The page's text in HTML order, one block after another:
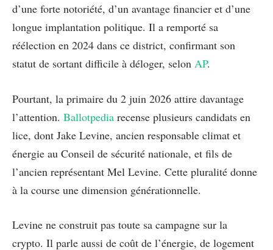
d’une forte notoriété, d’un avantage financier et d’une
longue implantation politique. Il a remporté sa
réélection en 2024 dans ce district, confirmant son
statut de sortant difficile à déloger, selon AP.
Pourtant, la primaire du 2 juin 2026 attire davantage
l’attention. Ballotpedia recense plusieurs candidats en
lice, dont Jake Levine, ancien responsable climat et
énergie au Conseil de sécurité nationale, et fils de
l’ancien représentant Mel Levine. Cette pluralité donne
à la course une dimension générationnelle.
Levine ne construit pas toute sa campagne sur la
crypto. Il parle aussi de coût de l’énergie, de logement